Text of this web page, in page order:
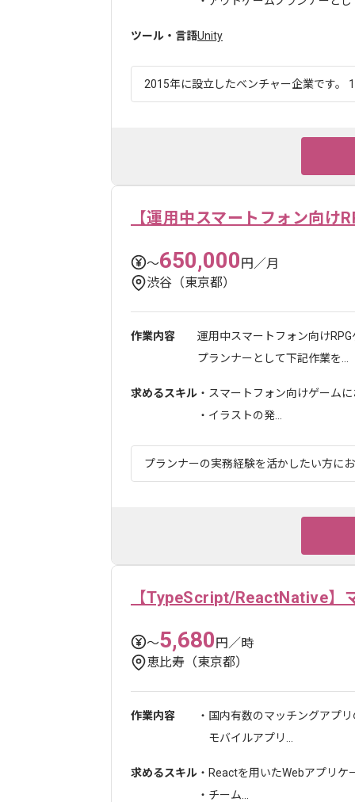
ツール・言語Unity
2015年に設立したベンチャー企業です。
【運用中スマートフォン向け
〜650,000円／月
渋谷（東京都）
作業内容
運用中スマートフォン向け
プランナーとして下記作業を...
求めるスキル ・スマートフォン向けゲーム
・イラストの発...
プランナーの実務経験を活かしたい方に
【TypeScript/ReactNative】
〜5,680円／時
恵比寿（東京都）
作業内容
・国内有数のマッチングアプ
モバイルアプリ...
求めるスキル ・Reactを用いたWebアプリ
・チーム...